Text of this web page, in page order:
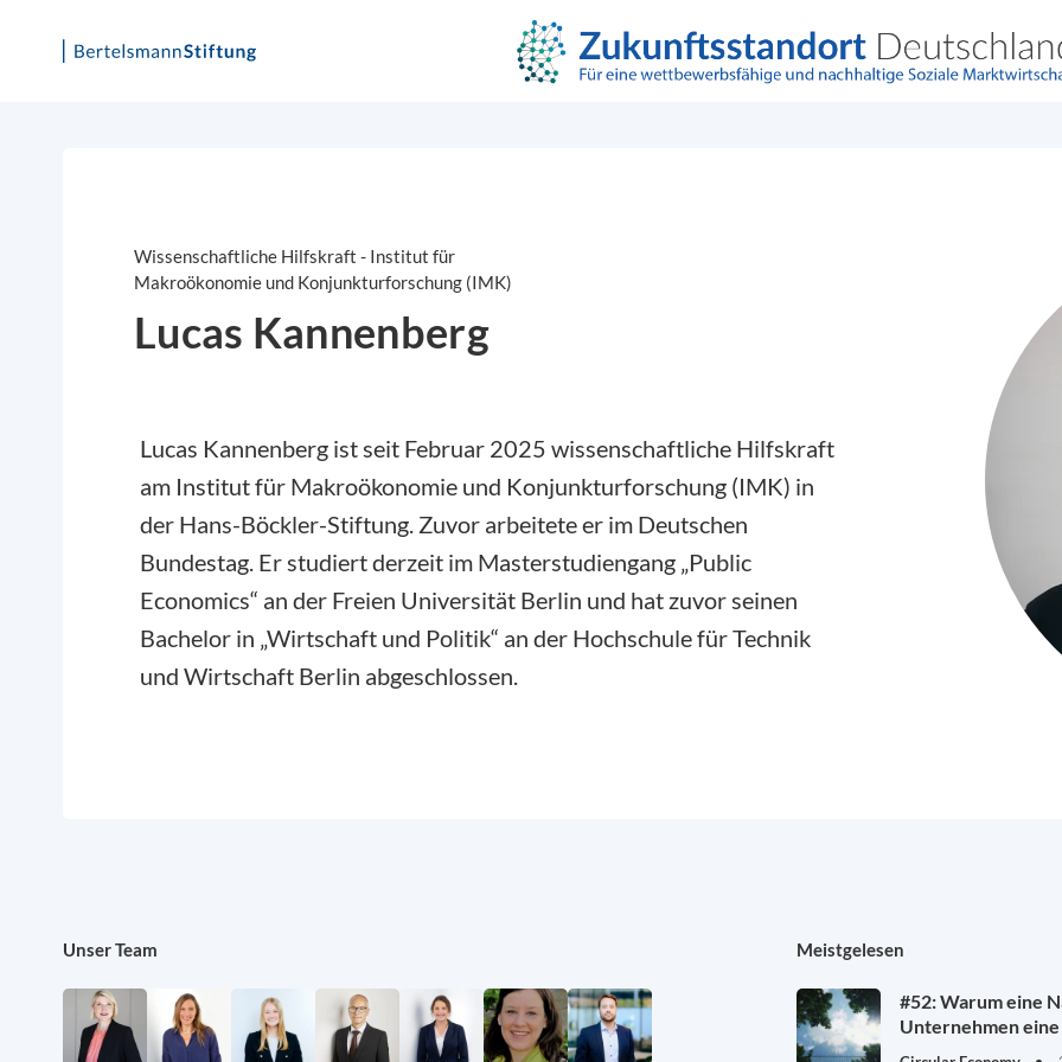
Wissenschaftliche Hilfskraft - Institut für
Makroökonomie und Konjunkturforschung (IMK)
Lucas Kannenberg
Lucas Kannenberg ist seit Februar 2025 wissenschaftliche Hilfskraft
am Institut für Makroökonomie und Konjunkturforschung (IMK) in
der Hans-Böckler-Stiftung. Zuvor arbeitete er im Deutschen
Bundestag. Er studiert derzeit im Masterstudiengang „Public
Economics“ an der Freien Universität Berlin und hat zuvor seinen
Bachelor in „Wirtschaft und Politik“ an der Hochschule für Technik
und Wirtschaft Berlin abgeschlossen.
Unser Team Meistgelesen
#52: Warum eine
Unternehmen